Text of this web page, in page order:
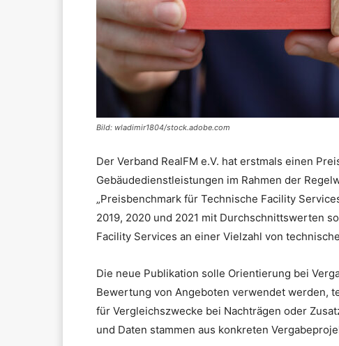
Bild: wladimir1804/stock.adobe.com
Der Verband RealFM e.V. hat erstmals einen
Gebäudedienstleistungen im Rahmen der
„Preisbenchmark für Technische Facility
2019, 2020 und 2021 mit Durchschnittswerten
Facility Services an einer Vielzahl von
Die neue Publikation solle Orientierung bei
Bewertung von Angeboten verwendet werden,
für Vergleichszwecke bei Nachträgen oder
und Daten stammen aus konkreten